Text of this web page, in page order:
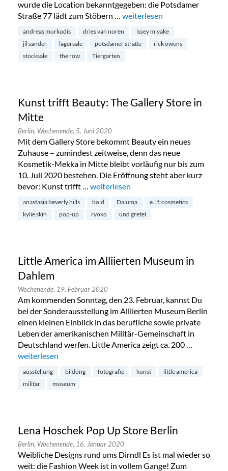
wurde die Location bekanntgegeben: die Potsdamer
Straße 77 lädt zum Stöbern … „Endlich: Stocksale bei
weiterlesen
andreas murkudis dries van noren
issey miyake
jil sander
lagersale potsdamer straße
rick owens
stocksale
the row Tiergarten
Kunst trifft Beauty: The Gallery Store in
Mitte
Berlin, Wochenende, 5. Juni 2020
Mit dem Gallery Store bekommt Beauty ein neues
Zuhause – zumindest zeitweise, denn das neue
Kosmetik-Mekka in Mitte bleibt vorläufig nur bis zum
10. Juli 2020 bestehen. Die Eröffnung steht aber kurz
bevor: Kunst trifft … „Kunst trifft Beauty: The Gallery Store
weiterlesen
anastasia beverly hills bold Daluma
e.l.f. cosmetics
kylie skin
pop-up ryoko und gretel
Little America im Alliierten Museum in
Dahlem
Wochenende, 19. Februar 2020
Am kommenden Sonntag, den 23. Februar, kannst Du
bei der Sonderausstellung im Alliierten Museum Berlin
einen kleinen Einblick in das berufliche sowie private
Leben der amerikanischen Militär-Gemeinschaft in
Deutschland werfen. Little America zeigt ca. 200 …
„Little America im Alliierten Museum in Dahlem“
weiterlesen
ausstellung bildung fotografie kunst
little america
militär
museum
Lena Hoschek Pop Up Store Berlin
Berlin, Wochenende, 16. Januar 2020
Weibliche Designs rund ums Dirndl Es ist mal wieder so
weit: die Fashion Week ist in vollem Gange! Zum